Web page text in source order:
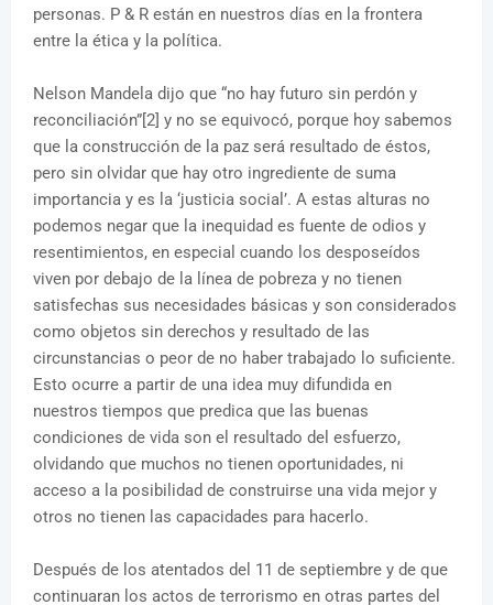
personas. P & R están en nuestros días en la frontera
entre la ética y la política.
Nelson Mandela dijo que “no hay futuro sin perdón y
reconciliación”[2] y no se equivocó, porque hoy sabemos
que la construcción de la paz será resultado de éstos,
pero sin olvidar que hay otro ingrediente de suma
importancia y es la ‘justicia social’. A estas alturas no
podemos negar que la inequidad es fuente de odios y
resentimientos, en especial cuando los desposeídos
viven por debajo de la línea de pobreza y no tienen
satisfechas sus necesidades básicas y son considerados
como objetos sin derechos y resultado de las
circunstancias o peor de no haber trabajado lo suficiente.
Esto ocurre a partir de una idea muy difundida en
nuestros tiempos que predica que las buenas
condiciones de vida son el resultado del esfuerzo,
olvidando que muchos no tienen oportunidades, ni
acceso a la posibilidad de construirse una vida mejor y
otros no tienen las capacidades para hacerlo.
Después de los atentados del 11 de septiembre y de que
continuaran los actos de terrorismo en otras partes del